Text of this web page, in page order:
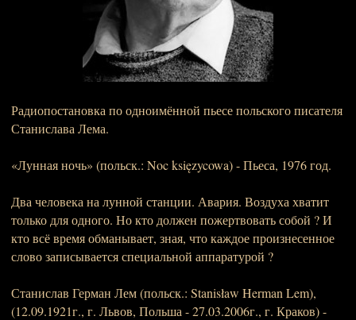
Радиопостановка по одноимённой пьесе польского писателя
Станислава Лема.
«Лунная ночь» (польск.: Noc księzycowa) - Пьеса, 1976 год.
Два человека на лунной станции. Авария. Воздуха хватит
только для одного. Но кто должен пожертвовать собой ? И
кто всё время обманывает, зная, что каждое произнесенное
слово записывается специальной аппаратурой ?
Станислав Герман Лем (польск.: Stanisław Herman Lem),
(12.09.1921г., г. Львов, Польша - 27.03.2006г., г. Краков) -